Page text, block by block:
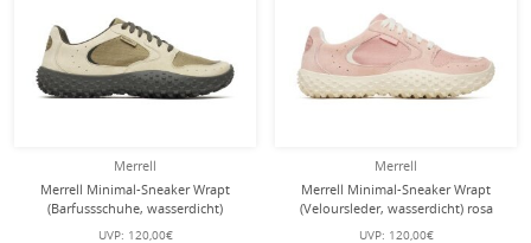
Merrell
Merrell Minimal-Sneaker Wrapt
(Barfussschuhe, wasserdicht)
beige/olive Herren
UVP: 120,00€
Merrell
Merrell Minimal-Sneaker Wrapt
(Veloursleder, wasserdicht) rosa
Damen
UVP: 120,00€